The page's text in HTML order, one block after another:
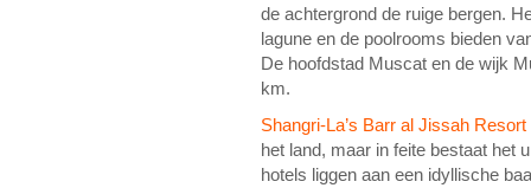
de achtergrond de ruige bergen.
lagune en de poolrooms bieden
De hoofdstad Muscat en de wijk
km.
Shangri-La’s Barr al Jissah
het land, maar in feite bestaat het
hotels liggen aan een idyllische